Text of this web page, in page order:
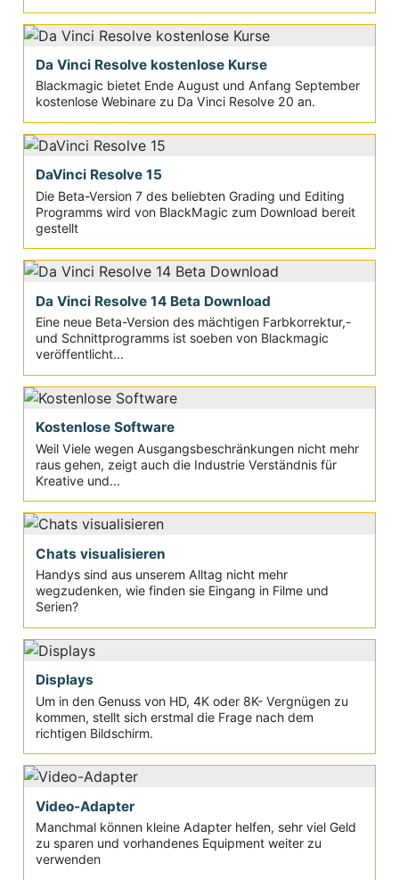
Da Vinci Resolve kostenlose Kurse
Blackmagic bietet Ende August und Anfang September
kostenlose Webinare zu Da Vinci Resolve 20 an.
DaVinci Resolve 15
Die Beta-Version 7 des beliebten Grading und Editing
Programms wird von BlackMagic zum Download bereit
gestellt
Da Vinci Resolve 14 Beta Download
Eine neue Beta-Version des mächtigen Farbkorrektur,-
und Schnittprogramms ist soeben von Blackmagic
veröffentlicht...
Kostenlose Software
Weil Viele wegen Ausgangsbeschränkungen nicht mehr
raus gehen, zeigt auch die Industrie Verständnis für
Kreative und...
Chats visualisieren
Handys sind aus unserem Alltag nicht mehr
wegzudenken, wie finden sie Eingang in Filme und
Serien?
Displays
Um in den Genuss von HD, 4K oder 8K- Vergnügen zu
kommen, stellt sich erstmal die Frage nach dem
richtigen Bildschirm.
Video-Adapter
Manchmal können kleine Adapter helfen, sehr viel Geld
zu sparen und vorhandenes Equipment weiter zu
verwenden